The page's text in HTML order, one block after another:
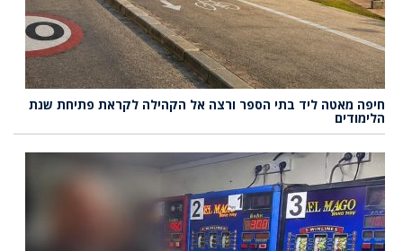
חיפה מאטה ליד בתי הספר ורצה אל הקהילה לקראת פתיחת שנת
הלימודים